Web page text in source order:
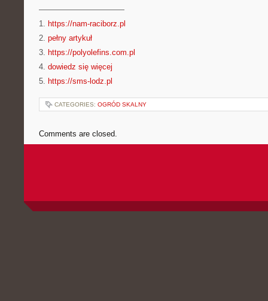
———————————
1. https://nam-raciborz.pl
2. pełny artykuł
3. https://polyolefins.com.pl
4. dowiedz się więcej
5. https://sms-lodz.pl
CATEGORIES: OGRÓD SKALNY
Comments are closed.